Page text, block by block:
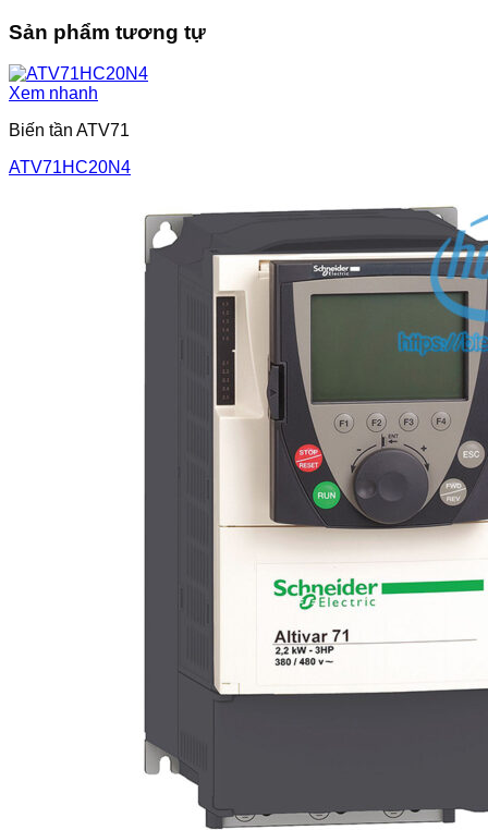
Sản phẩm tương tự
Xem nhanh
Biến tần ATV71
ATV71HC20N4